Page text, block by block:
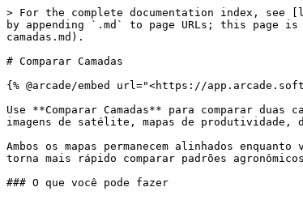
> For the complete documentation index,
by appending `.md` to page URLs; this page
camadas.md).
# Comparar Camadas
{% @arcade/embed url="<https://
Use **Comparar Camadas** para comparar
imagens de satélite, mapas de produtividade,
Ambos os mapas permanecem alinhados
torna mais rápido comparar padrões
### O que você pode fazer